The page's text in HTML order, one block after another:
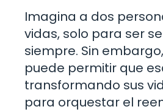
Imagina a dos
vidas, solo para ser
siempre. Sin
puede permitir que
transformando sus
para orquestar el